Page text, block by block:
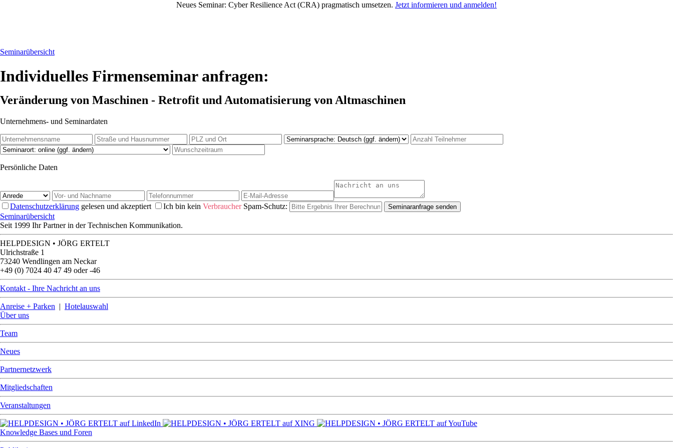
Neues Seminar: Cyber Resilience Act (CRA) pragmatisch umsetzen. Jetzt informieren und anmelden!
Seminarübersicht
Individuelles Firmenseminar anfragen:
Veränderung von Maschinen - Retrofit und Automatisierung von Altmaschinen
Unternehmens- und Seminardaten
Persönliche Daten
Daten­schutz­erklärung gelesen und akzeptiert Ich bin kein Verbraucher Spam-Schutz: Seminaranfrage senden
Seminarübersicht
Seit 1999 Ihr Partner in der Technischen Kommunikation.
HELPDESIGN • JÖRG ERTELT
Ulrichstraße 1
73240 Wendlingen am Neckar
+49 (0) 7024 40 47 49 oder -46
Kontakt - Ihre Nachricht an uns
Anreise + Parken | Hotelauswahl
Über uns
Team
Neues
Partnernetzwerk
Mitgliedschaften
Veranstaltungen
Knowledge Bases und Foren